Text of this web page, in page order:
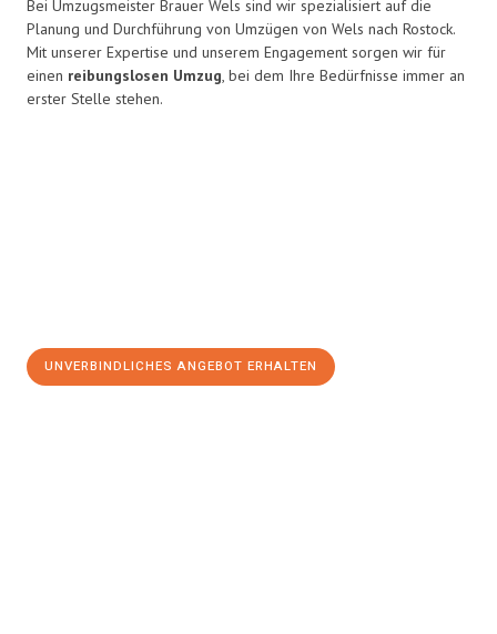
Bei Umzugsmeister Brauer Wels sind wir spezialisiert auf die
Planung und Durchführung von Umzügen von Wels nach Rostock.
Mit unserer Expertise und unserem Engagement sorgen wir für
einen reibungslosen Umzug, bei dem Ihre Bedürfnisse immer an
erster Stelle stehen.
UNVERBINDLICHES ANGEBOT ERHALTEN